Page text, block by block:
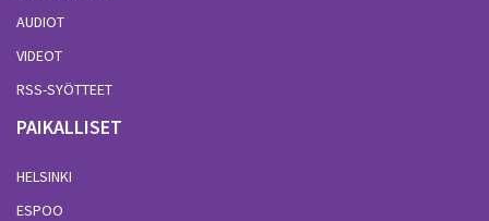
AUDIOT
VIDEOT
RSS-SYÖTTEET
PAIKALLISET
HELSINKI
ESPOO